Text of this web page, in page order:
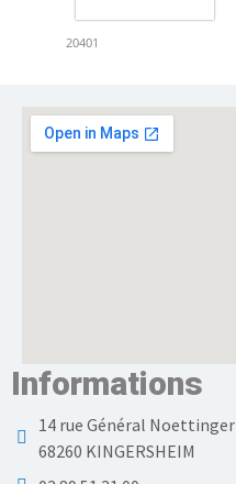
20401
Informations
14 rue Général Noettinger
68260 KINGERSHEIM